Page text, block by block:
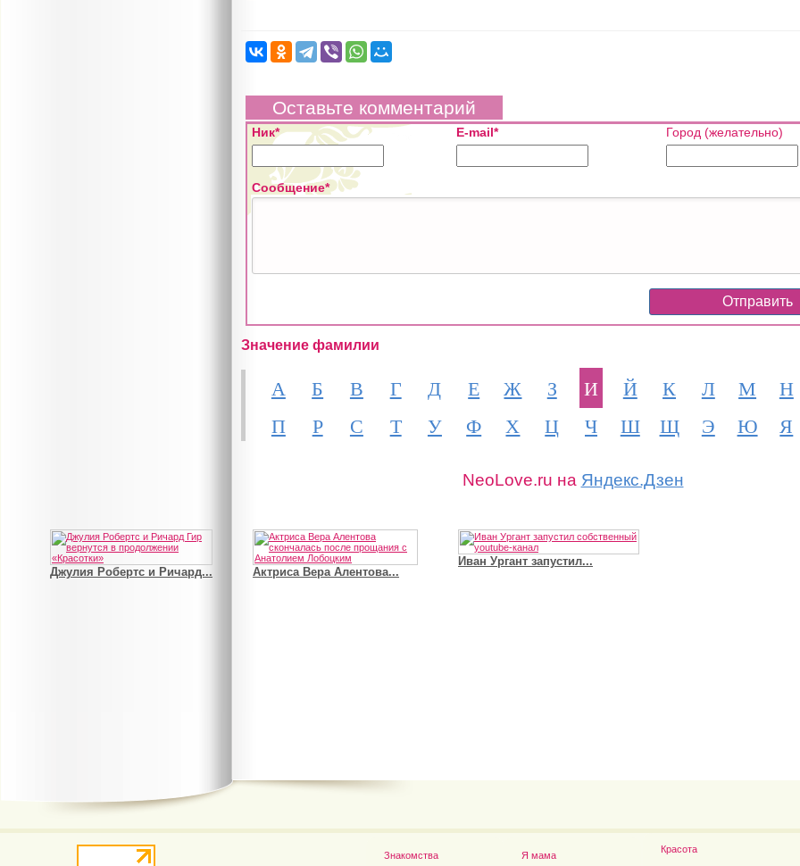
Оставьте комментарий
Ник* E-mail* Город (желательно)
Сообщение*
Значение фамилии
А Б В Г Д Е Ж З И Й К Л М
Н
П
Р С Т У Ф Х Ц Ч Ш Щ Э Ю Я
NeoLove.ru на Яндекс.Дзен
Джулия Робертс и Ричард... Актриса Вера Алентова...
Иван Ургант запустил...
Знакомства Я мама
Красота